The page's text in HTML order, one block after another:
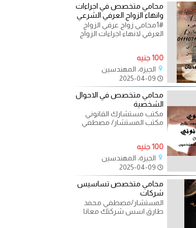
محامي متخصص في اجراءات
وانهاء الزواج العرفي الشرعي
1#محامي زواج عرفي الزواج
العرفي لانهاء اجراءات الزواج
العرفي بكل هدوء هو زواج
100 جنيه
الجيزة، المهندسين
2025-04-09
محامي متخصص في الاحوال
الشخصية
مكتب مستشارك القانوني
مكتب المستشار/ مصطفي
الخلع -
100 جنيه
الجيزة، المهندسين
2025-04-09
محامي متخصص تساسيس
شركات
المستشار/مصطفي محمد
طارق اسس شركتك معانا